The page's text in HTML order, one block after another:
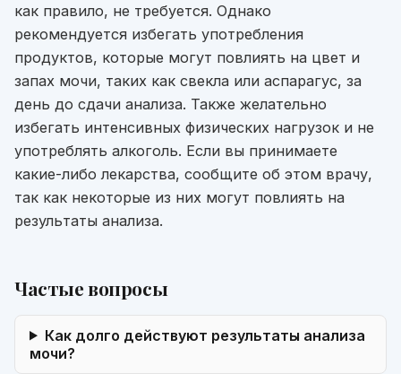
как правило, не требуется. Однако
рекомендуется избегать употребления
продуктов, которые могут повлиять на цвет и
запах мочи, таких как свекла или аспарагус, за
день до сдачи анализа. Также желательно
избегать интенсивных физических нагрузок и не
употреблять алкоголь. Если вы принимаете
какие-либо лекарства, сообщите об этом врачу,
так как некоторые из них могут повлиять на
результаты анализа.
Частые вопросы
Как долго действуют результаты анализа
мочи?